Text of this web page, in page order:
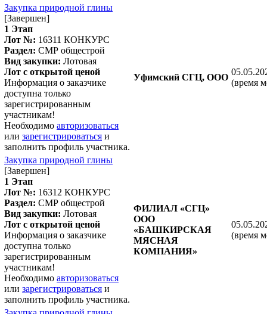
Закупка природной глины
[Завершен]
1 Этап
Лот №: 16311 КОНКУРС
Раздел: СМР общестрой
Вид закупки: Лотовая
Лот с открытой ценой
Информация о заказчике
доступна только
зарегистрированным
участникам!
Необходимо авторизоваться
или зарегистрироваться и
заполнить профиль участника.
Уфимский СГЦ, ООО
(время
Закупка природной глины
[Завершен]
1 Этап
Лот №: 16312 КОНКУРС
Раздел: СМР общестрой
Вид закупки: Лотовая
Лот с открытой ценой
Информация о заказчике
доступна только
зарегистрированным
участникам!
Необходимо авторизоваться
или зарегистрироваться и
заполнить профиль участника.
ФИЛИАЛ «СГЦ»
ООО
«БАШКИРСКАЯ
МЯСНАЯ
КОМПАНИЯ»
(время